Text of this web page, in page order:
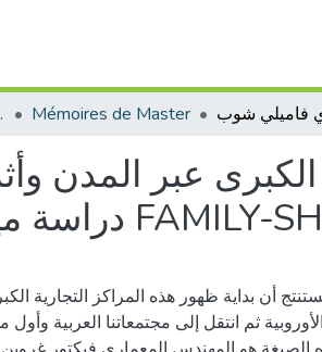
Mémoires de Master
الكبرى عبر المدن
أن بداية ظهور هذه المراكز التجارية
ثم انتقل إلى مجتمعاتنا العربية